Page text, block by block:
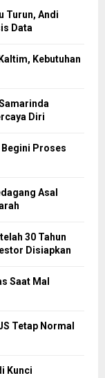
Turun, Andi
Data
Kebutuhan
Diri
Begini Proses
Asal
30 Tahun
Disiapkan
Saat Mal
Tetap Normal
Kunci